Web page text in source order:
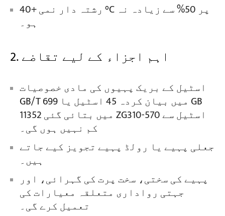
رشتہ دار نمی +40 °C پر 50% سے زیادہ نہ
ہو۔
2. اہم اجزاء کے لیے تقاضے
اسٹیل کے بریک پہیوں کی مادی خصوصیات
GB/T 699 میں بیان کردہ 45 اسٹیل یا GB
11352 میں بتائی گئی ZG310-570 اسٹیل سے
کم نہیں ہوں گی۔
جعلی پہیے یا رولڈ پہیے تجویز کیے جاتے
ہیں۔
پہیے کی سختی، سخت پرت کی گہرائی، اور
جہتی رواداری متعلقہ معیارات کی
تعمیل کرے گی۔